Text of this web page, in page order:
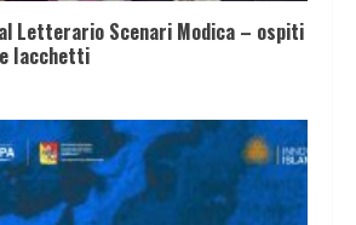
Letterario Scenari Modica – ospiti
Iacchetti